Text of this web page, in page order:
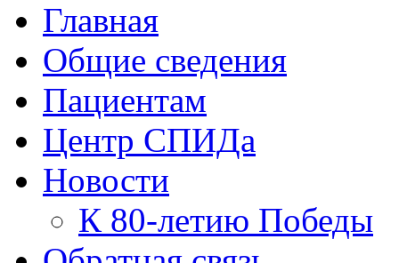
Главная
Общие сведения
Пациентам
Центр СПИДа
Новости
К 80-летию Победы